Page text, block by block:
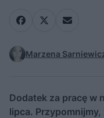
Marzena
Dodatek za pracę w
lipca.